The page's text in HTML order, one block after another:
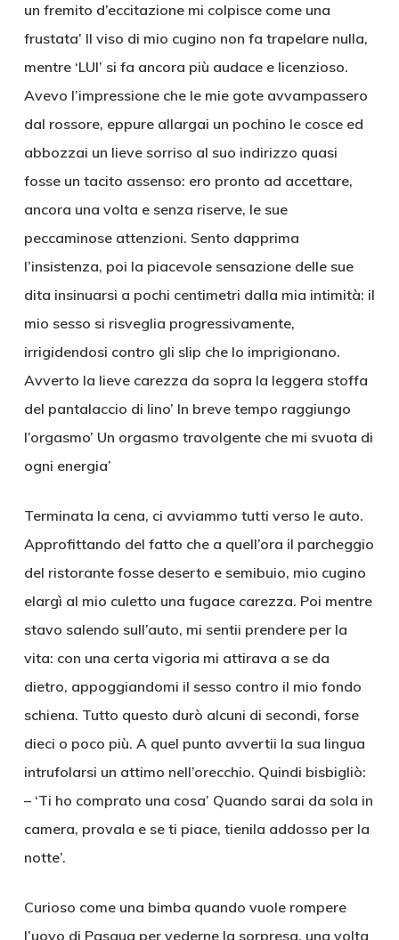
un fremito d’eccitazione mi colpisce come una
frustata’ Il viso di mio cugino non fa trapelare nulla,
mentre ‘LUI’ si fa ancora più audace e licenzioso.
Avevo l’impressione che le mie gote avvampassero
dal rossore, eppure allargai un pochino le cosce ed
abbozzai un lieve sorriso al suo indirizzo quasi
fosse un tacito assenso: ero pronto ad accettare,
ancora una volta e senza riserve, le sue
peccaminose attenzioni. Sento dapprima
l’insistenza, poi la piacevole sensazione delle sue
dita insinuarsi a pochi centimetri dalla mia intimità: il
mio sesso si risveglia progressivamente,
irrigidendosi contro gli slip che lo imprigionano.
Avverto la lieve carezza da sopra la leggera stoffa
del pantalaccio di lino’ In breve tempo raggiungo
l’orgasmo’ Un orgasmo travolgente che mi svuota di
ogni energia’
Terminata la cena, ci avviammo tutti verso le auto.
Approfittando del fatto che a quell’ora il parcheggio
del ristorante fosse deserto e semibuio, mio cugino
elargì al mio culetto una fugace carezza. Poi mentre
stavo salendo sull’auto, mi sentii prendere per la
vita: con una certa vigoria mi attirava a se da
dietro, appoggiandomi il sesso contro il mio fondo
schiena. Tutto questo durò alcuni di secondi, forse
dieci o poco più. A quel punto avvertii la sua lingua
intrufolarsi un attimo nell’orecchio. Quindi bisbigliò:
– ‘Ti ho comprato una cosa’ Quando sarai da sola in
camera, provala e se ti piace, tienila addosso per la
notte’.
Curioso come una bimba quando vuole rompere
l’uovo di Pasqua per vederne la sorpresa, una volta